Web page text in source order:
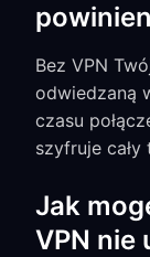
Bez VPN
odwiedzaną
czasu
szyfruje cały
Jak
VPN nie